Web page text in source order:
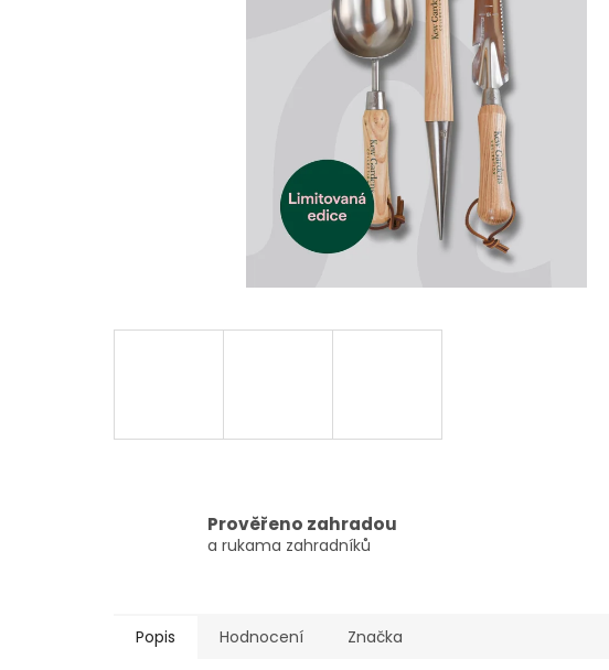
Prověřeno zahradou
a rukama zahradníků
Popis Hodnocení Značka